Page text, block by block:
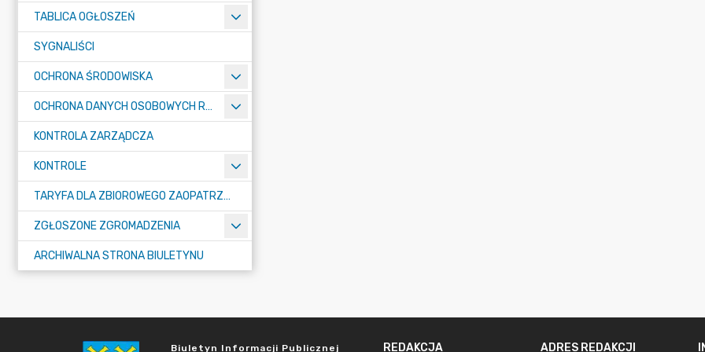
TABLICA OGŁOSZEŃ
SYGNALIŚCI
OCHRONA ŚRODOWISKA
OCHRONA DANYCH OSOBOWYCH RODO
KONTROLA ZARZĄDCZA
KONTROLE
TARYFA DLA ZBIOROWEGO ZAOPATRZENIA W WODĘ I ZBIOROWEGO ODPROWADZANIA ŚCIEKÓW
ZGŁOSZONE ZGROMADZENIA
ARCHIWALNA STRONA BIULETYNU
Biuletyn Informacji Publicznej REDAKCJA ADRES REDAKCJI